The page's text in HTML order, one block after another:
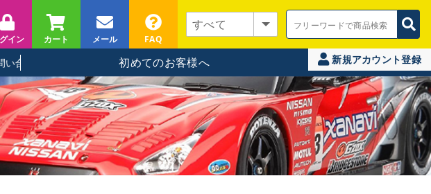
イン カート メール FAQ
せに関して 初めてのお客様へ 新規アカウント登録